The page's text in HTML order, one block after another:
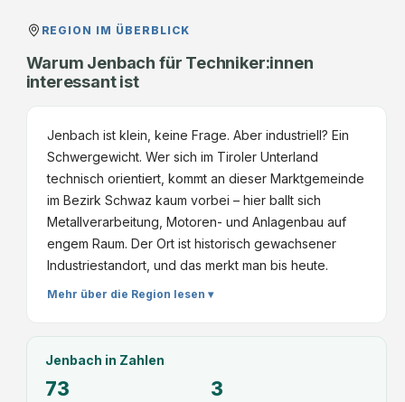
REGION IM ÜBERBLICK
Warum Jenbach für Techniker:innen
interessant ist
Jenbach ist klein, keine Frage. Aber industriell? Ein
Schwergewicht. Wer sich im Tiroler Unterland
technisch orientiert, kommt an dieser Marktgemeinde
im Bezirk Schwaz kaum vorbei – hier ballt sich
Metallverarbeitung, Motoren- und Anlagenbau auf
engem Raum. Der Ort ist historisch gewachsener
Industriestandort, und das merkt man bis heute.
Mehr über die Region lesen ▾
Jenbach in Zahlen
73 3